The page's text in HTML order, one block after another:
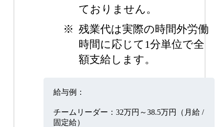
ておりません。
※ 残業代は実際の時間外労働
時間に応じて1分単位で全
額支給します。
給与例：
チームリーダー：32万円～38.5万円（月給 /
固定給）